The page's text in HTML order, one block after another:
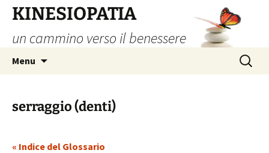
contenuto
KINESIOPATIA
un cammino verso il benessere
Menu
Ricerca
per:
serraggio (denti)
« Indice del Glossario